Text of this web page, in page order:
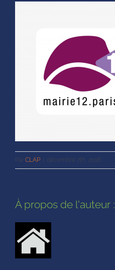
Par CLAP décembre 7th, 2016
À propos de l'auteur :